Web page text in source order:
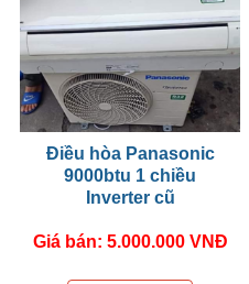
Điều hòa Panasonic
9000btu 1 chiều
Inverter cũ
Giá bán: 5.000.000 VNĐ